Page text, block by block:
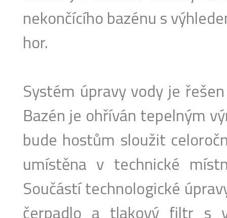
nekončícího bazénu s
hor.
Systém úpravy vody je
Bazén je ohříván tepelným
bude hostům sloužit
umístěna v technické
Součástí technologické
čerpadlo a tlakový filtr s